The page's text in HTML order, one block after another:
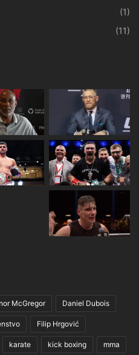
(1)
(11)
McGregor Daniel Dubois
Filip Hrgović
karate kick boxing mma